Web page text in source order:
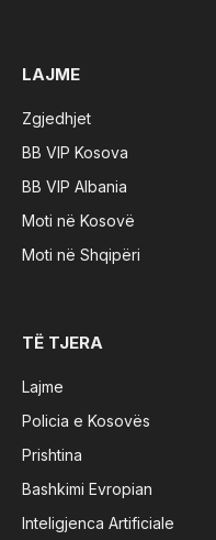
LAJME
Zgjedhjet
BB VIP Kosova
BB VIP Albania
Moti në Kosovë
Moti në Shqipëri
TË TJERA
Lajme
Policia e Kosovës
Prishtina
Bashkimi Evropian
Inteligjenca Artificiale